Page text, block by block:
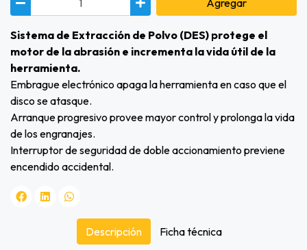
Agregar
Sistema de Extracción de Polvo (DES) protege el
motor de la abrasión e incrementa la vida útil de la
herramienta.
Embrague electrónico apaga la herramienta en caso que el
disco se atasque.
Arranque progresivo provee mayor control y prolonga la vida
de los engranajes.
Interruptor de seguridad de doble accionamiento previene
encendido accidental.
Descripción Ficha técnica